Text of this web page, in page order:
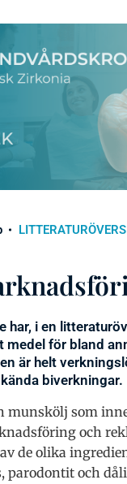
har, i en
för bland
är helt
biverkningar.
munskölj som
och
de olika
parodontit och